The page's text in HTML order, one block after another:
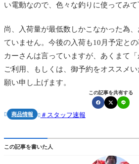
い電動なので、色々な釣りに使ってみて
尚、入荷量が最低数しかこなかった為
ていません。今後の入荷も10月予定と
カーさんは言っていますが、あくまて
ご利用、もしくは、御予約をオススメ
願い申し上げます。
この記事を共有する
 商品情報  スタッフ速報
この記事を書いた人